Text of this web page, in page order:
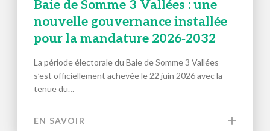
Baie de Somme 3 Vallées : une
nouvelle gouvernance installée
pour la mandature 2026‑2032
La période électorale du Baie de Somme 3 Vallées
s’est officiellement achevée le 22 juin 2026 avec la
tenue du…
EN SAVOIR